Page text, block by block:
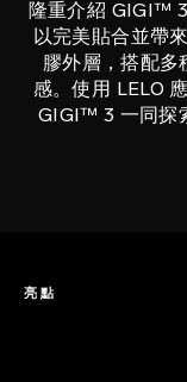
隆重介紹 GIGI™
以完美貼合並帶
膠外層，搭配多
感。使用 LELO
GIGI™ 3 一同探
亮點